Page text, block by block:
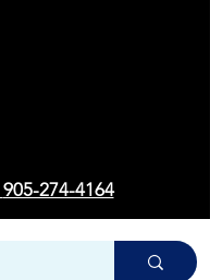
905-274-4164